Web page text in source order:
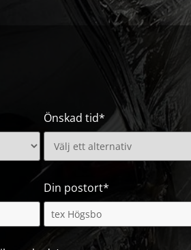
Önskad tid*
Din postort*